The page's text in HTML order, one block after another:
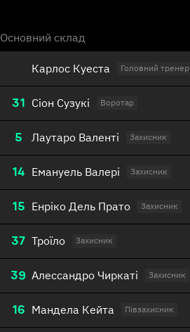
Основний склад
Карлос Куеста Головний тренер
31 Сіон Сузукі Воротар
5 Лаутаро Валенті Захисник
14 Емануель Валері Захисник
15 Енріко Дель Прато Захисник
37 Троїло Захисник
39 Алессандро Чиркаті Захисник
16 Мандела Кейта Півзахисник